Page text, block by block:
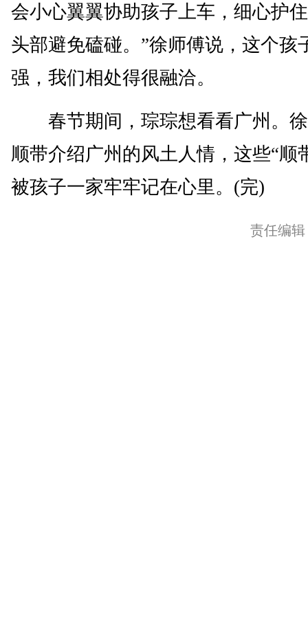
会小心翼翼协助孩子上车，细心护
头部避免磕碰。”徐师傅说，这个孩
强，我们相处得很融洽。
春节期间，琮琮想看看广州。
顺带介绍广州的风土人情，这些“顺
被孩子一家牢牢记在心里。(完)
责任编